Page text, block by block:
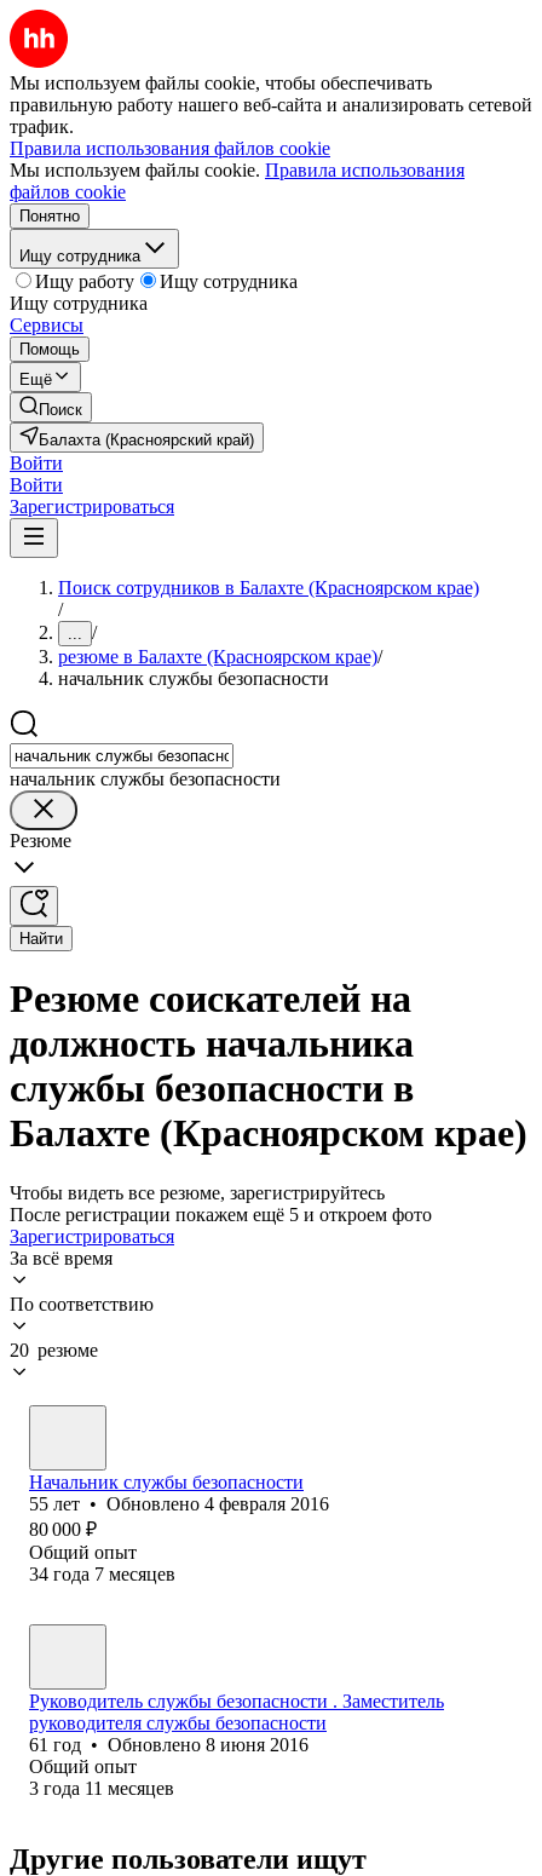
Мы используем файлы cookie, чтобы обеспечивать
правильную работу нашего веб-сайта и анализировать сетевой
трафик.
Правила использования файлов cookie
Мы используем файлы cookie. Правила использования
файлов cookie
Понятно
Ищу сотрудника
Ищу работу
Ищу сотрудника
Ищу сотрудника
Сервисы
Помощь
Ещё
Поиск
Балахта (Красноярский край)
Войти
Войти
Зарегистрироваться
Поиск сотрудников в Балахте (Красноярском крае)
/
... /
резюме в Балахте (Красноярском крае)/
начальник службы безопасности
начальник службы безопасности
Резюме
Найти
Резюме соискателей на
должность начальника
службы безопасности в
Балахте (Красноярском крае)
Чтобы видеть все резюме, зарегистрируйтесь
После регистрации покажем ещё 5 и откроем фото
Зарегистрироваться
За всё время
По соответствию
20 резюме
Начальник службы безопасности
55 лет • Обновлено 4 февраля 2016
80 000 ₽
Общий опыт
34 года 7 месяцев
Руководитель службы безопасности . Заместитель
руководителя службы безопасности
61 год • Обновлено 8 июня 2016
Общий опыт
3 года 11 месяцев
Другие пользователи ищут